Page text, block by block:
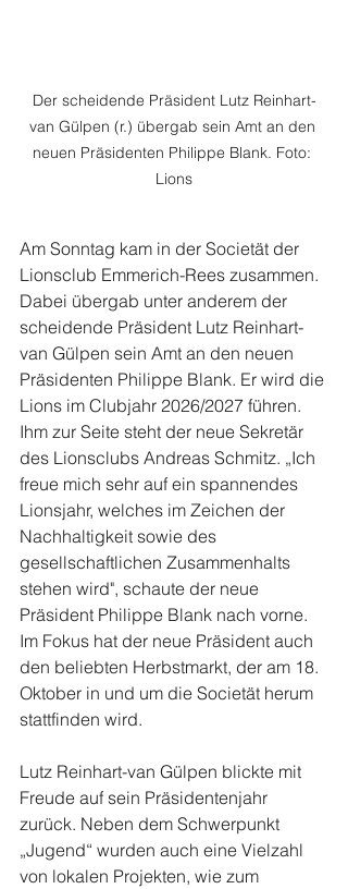
Der scheidende Präsident Lutz Reinhart-
van Gülpen (r.) übergab sein Amt an den
neuen Präsidenten Philippe Blank. Foto:
Lions
Am Sonntag kam in der Societät der
Lionsclub Emmerich-Rees zusammen.
Dabei übergab unter anderem der
scheidende Präsident Lutz Reinhart-
van Gülpen sein Amt an den neuen
Präsidenten Philippe Blank. Er wird die
Lions im Clubjahr 2026/2027 führen.
Ihm zur Seite steht der neue Sekretär
des Lionsclubs Andreas Schmitz. „Ich
freue mich sehr auf ein spannendes
Lionsjahr, welches im Zeichen der
Nachhaltigkeit sowie des
gesellschaftlichen Zusammenhalts
stehen wird", schaute der neue
Präsident Philippe Blank nach vorne.
Im Fokus hat der neue Präsident auch
den beliebten Herbstmarkt, der am 18.
Oktober in und um die Societät herum
stattfinden wird.
Lutz Reinhart-van Gülpen blickte mit
Freude auf sein Präsidentenjahr
zurück. Neben dem Schwerpunkt
„Jugend“ wurden auch eine Vielzahl
von lokalen Projekten, wie zum